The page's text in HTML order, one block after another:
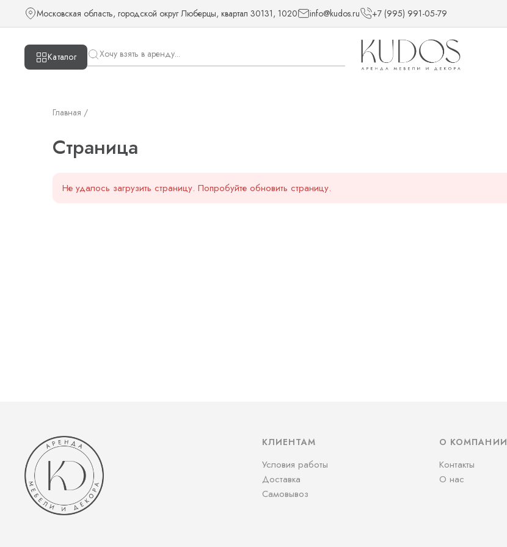
Московская область, городской округ Люберцы, квартал 30131, 1020 info@kudos.ru +7 (995) 991-05-79
Каталог
Главная /
Страница
Не удалось загрузить страницу. Попробуйте обновить страницу.
КЛИЕНТАМ
Условия работы
Доставка
Самовывоз
О КОМПАНИИ
Контакты
О нас
Страница — KUDOS